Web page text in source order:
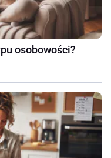
osobowości?